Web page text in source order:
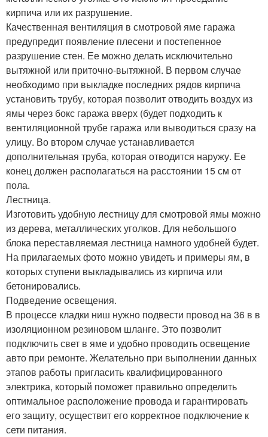
кирпича или их разрушение.
Качественная вентиляция в смотровой яме гаража
предупредит появление плесени и постепенное
разрушение стен. Ее можно делать исключительно
вытяжной или приточно-вытяжной. В первом случае
необходимо при выкладке последних рядов кирпича
установить трубу, которая позволит отводить воздух из
ямы через бокс гаража вверх (будет подходить к
вентиляционной трубе гаража или выводиться сразу на
улицу. Во втором случае устанавливается
дополнительная труба, которая отводится наружу. Ее
конец должен располагаться на расстоянии 15 см от
пола.
Лестница.
Изготовить удобную лестницу для смотровой ямы можно
из дерева, металлических уголков. Для небольшого
блока переставляемая лестница намного удобней будет.
На прилагаемых фото можно увидеть и примеры ям, в
которых ступени выкладывались из кирпича или
бетонировались.
Подведение освещения.
В процессе кладки ниш нужно подвести провод на 36 в в
изоляционном резиновом шланге. Это позволит
подключить свет в яме и удобно проводить освещение
авто при ремонте. Желательно при выполнении данных
этапов работы пригласить квалифицированного
электрика, который поможет правильно определить
оптимальное расположение провода и гарантировать
его защиту, осуществит его корректное подключение к
сети питания.